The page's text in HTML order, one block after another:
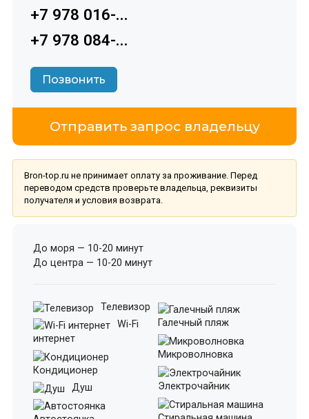
+7 978 016-...
+7 978 084-...
Позвонить
Отправить запрос владельцу
Bron-top.ru не принимает оплату за проживание. Перед
переводом средств проверьте владельца, реквизиты
получателя и условия возврата.
До моря — 10-20 минут
До центра — 10-20 минут
Телевизор
Wi-Fi
интернет
Кондиционер
Душ
Галечный пляж
Микроволновка
Электрочайник